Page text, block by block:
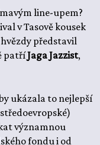
line-upem?
v Tasově kousek
představil
patříJaga Jazzist,
ukázala to nejlepší
významnou
fondu i od